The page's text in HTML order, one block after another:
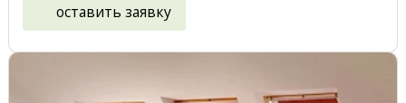
оставить заявку